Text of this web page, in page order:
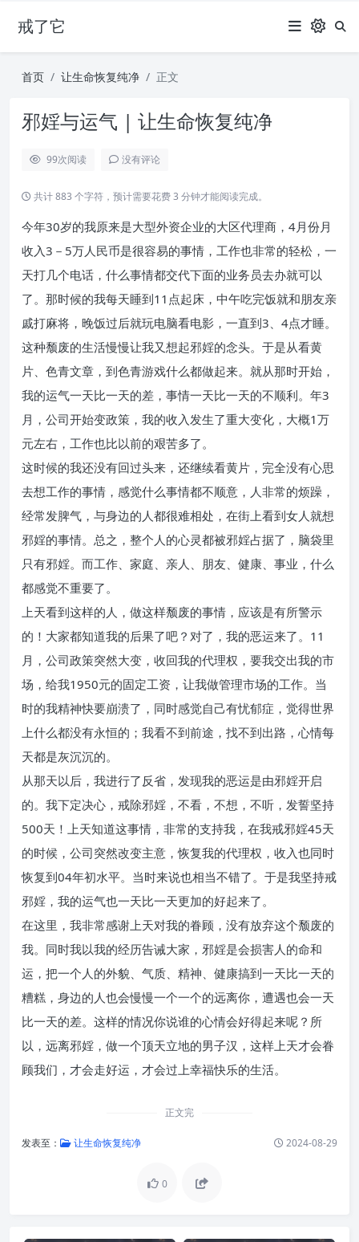
戒了它
首页 让生命恢复纯净 正文
邪婬与运气 | 让生命恢复纯净
99次阅读 没有评论
共计 883 个字符，预计需要花费 3 分钟才能阅读完成。
今年30岁的我原来是大型外资企业的大区代理商，4月份月
收入3－5万人民币是很容易的事情，工作也非常的轻松，一
天打几个电话，什么事情都交代下面的业务员去办就可以
了。那时候的我每天睡到11点起床，中午吃完饭就和朋友亲
戚打麻将，晚饭过后就玩电脑看电影，一直到3、4点才睡。
这种颓废的生活慢慢让我又想起邪婬的念头。于是从看黄
片、色青文章，到色青游戏什么都做起来。就从那时开始，
我的运气一天比一天的差，事情一天比一天的不顺利。年3
月，公司开始变政策，我的收入发生了重大变化，大概1万
元左右，工作也比以前的艰苦多了。
这时候的我还没有回过头来，还继续看黄片，完全没有心思
去想工作的事情，感觉什么事情都不顺意，人非常的烦躁，
经常发脾气，与身边的人都很难相处，在街上看到女人就想
邪婬的事情。总之，整个人的心灵都被邪婬占据了，脑袋里
只有邪婬。而工作、家庭、亲人、朋友、健康、事业，什么
都感觉不重要了。
上天看到这样的人，做这样颓废的事情，应该是有所警示
的！大家都知道我的后果了吧？对了，我的恶运来了。11
月，公司政策突然大变，收回我的代理权，要我交出我的市
场，给我1950元的固定工资，让我做管理市场的工作。当
时的我精神快要崩溃了，同时感觉自己有忧郁症，觉得世界
上什么都没有永恒的；我看不到前途，找不到出路，心情每
天都是灰沉沉的。
从那天以后，我进行了反省，发现我的恶运是由邪婬开启
的。我下定决心，戒除邪婬，不看，不想，不听，发誓坚持
500天！上天知道这事情，非常的支持我，在我戒邪婬45天
的时候，公司突然改变主意，恢复我的代理权，收入也同时
恢复到04年初水平。当时来说也相当不错了。于是我坚持戒
邪婬，我的运气也一天比一天更加的好起来了。
在这里，我非常感谢上天对我的眷顾，没有放弃这个颓废的
我。同时我以我的经历告诫大家，邪婬是会损害人的命和
运，把一个人的外貌、气质、精神、健康搞到一天比一天的
糟糕，身边的人也会慢慢一个一个的远离你，遭遇也会一天
比一天的差。这样的情况你说谁的心情会好得起来呢？所
以，远离邪婬，做一个顶天立地的男子汉，这样上天才会眷
顾我们，才会走好运，才会过上幸福快乐的生活。
正文完
发表至： 让生命恢复纯净 2024-08-29
0